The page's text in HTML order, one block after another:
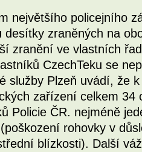
největšího policejního
desítky zraněných na
zranění ve vlastních
CzechTeku se
služby Plzeň uvádí, že
zařízení celkem 34
Policie ČR. nejméně
rohovky v
blízkosti). Další